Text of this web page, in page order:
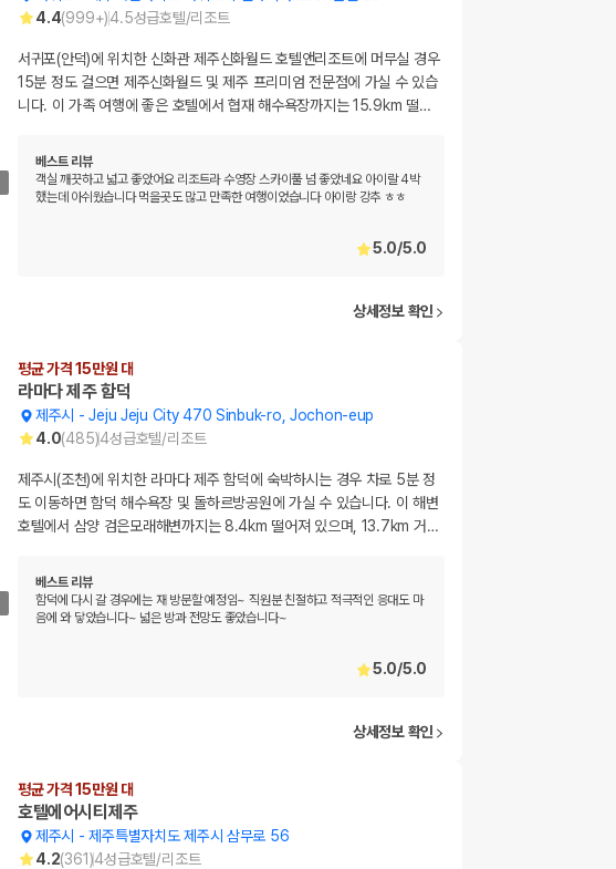
4.4(999+)4.5성급호텔/리조트
서귀포(안덕)에 위치한 신화관 제주신화월드 호텔앤리조트에 머무실 경우
15분 정도 걸으면 제주신화월드 및 제주 프리미엄 전문점에 가실 수 있습
니다. 이 가족 여행에 좋은 호텔에서 협재 해수욕장까지는 15.9km 떨…
베스트 리뷰
객실 깨끗하고 넓고 좋았어요 리조트라 수영장 스카이풀 넘 좋았네요 아이랄 4박
했는데 아쉬웠습니다 먹을곳도 많고 만족한 여행이었습니다 아이랑 강추 ㅎㅎ
5.0/5.0
상세정보 확인
평균 가격 15만원 대
라마다 제주 함덕
제주시 -Jeju Jeju City 470 Sinbuk-ro, Jochon-eup
4.0(485)4성급호텔/리조트
제주시(조천)에 위치한 라마다 제주 함덕에 숙박하시는 경우 차로 5분 정
도 이동하면 함덕 해수욕장 및 돌하르방공원에 가실 수 있습니다. 이 해변
호텔에서 삼양 검은모래해변까지는 8.4km 떨어져 있으며, 13.7km 거…
베스트 리뷰
함덕에 다시 갈 경우에는 재 방문할 예정임~ 직원분 친절하고 적극적인 응대도 마
음에 와 닿았습니다~ 넓은 방과 전망도 좋았습니다~
5.0/5.0
상세정보 확인
평균 가격 15만원 대
호텔에어시티제주
제주시 -제주특별자치도 제주시 삼무로 56
4.2(361)4성급호텔/리조트